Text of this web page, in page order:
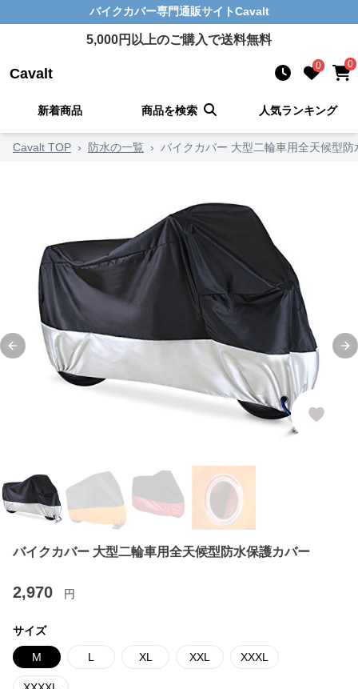
バイクカバー専門通販サイトCavalt
5,000円以上のご購入で送料無料
Cavalt 0 0
新着商品 商品を検索 人気ランキング
Cavalt TOP › 防水の一覧 › バイクカバー 大型二輪車用全天候型防
Previous slide
バイクカバー 大型二輪車用全天候型防水保護カバー
2,970 円
サイズ
M L XL XXL XXXL